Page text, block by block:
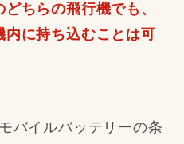
ちらの飛行機でも、
内に持ち込むことは可
バイルバッテリーの条